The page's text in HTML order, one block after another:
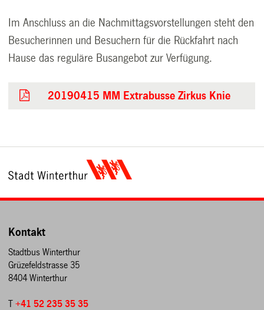
Im Anschluss an die Nachmittagsvorstellungen steht den
Besucherinnen und Besuchern für die Rückfahrt nach
Hause das reguläre Busangebot zur Verfügung.
20190415 MM Extrabusse Zirkus Knie
Kontakt
Stadtbus Winterthur
Grüzefeldstrasse 35
8404 Winterthur
T+41 52 235 35 35